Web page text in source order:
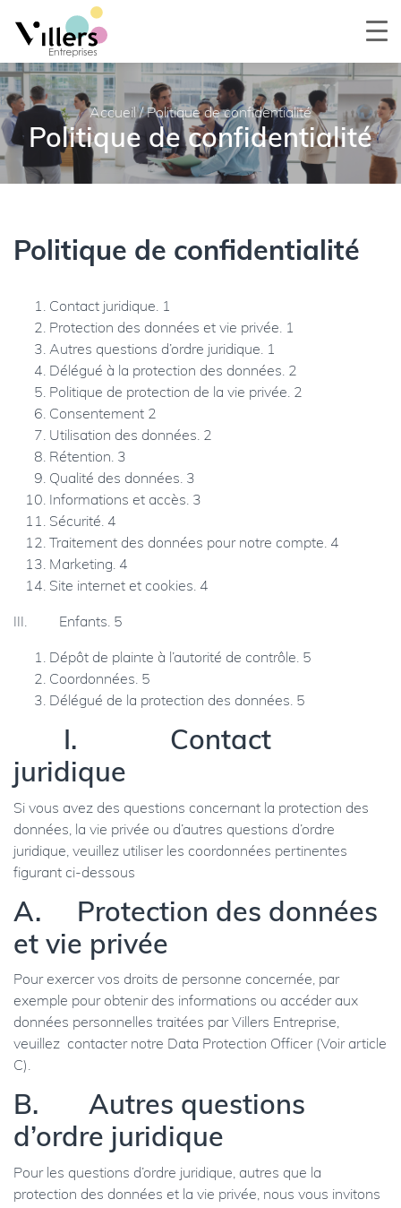
Accueil /Politique de confidentialité
Politique de confidentialité
Politique de confidentialité
Contact juridique. 1
Protection des données et vie privée. 1
Autres questions d’ordre juridique. 1
Délégué à la protection des données. 2
Politique de protection de la vie privée. 2
Consentement 2
Utilisation des données. 2
Rétention. 3
Qualité des données. 3
Informations et accès. 3
Sécurité. 4
Traitement des données pour notre compte. 4
Marketing. 4
Site internet et cookies. 4
III. Enfants. 5
Dépôt de plainte à l’autorité de contrôle. 5
Coordonnées. 5
Délégué de la protection des données. 5
I. Contact
juridique
Si vous avez des questions concernant la protection des
données, la vie privée ou d’autres questions d’ordre
juridique, veuillez utiliser les coordonnées pertinentes
figurant ci-dessous
A. Protection des données
et vie privée
Pour exercer vos droits de personne concernée, par
exemple pour obtenir des informations ou accéder aux
données personnelles traitées par Villers Entreprise,
veuillez contacter notre Data Protection Officer (Voir article
C).
B. Autres questions
d’ordre juridique
Pour les questions d’ordre juridique, autres que la
protection des données et la vie privée, nous vous invitons